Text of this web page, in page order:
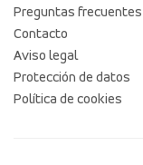
Preguntas frecuentes
Contacto
Aviso legal
Protección de datos
Política de cookies